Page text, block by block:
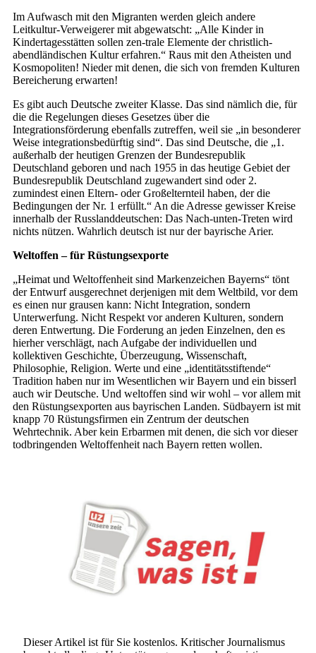
Im Aufwasch mit den Migranten werden gleich andere
Leitkultur-Verweigerer mit abgewatscht: „Alle Kinder in
Kindertagesstätten sollen zen-trale Elemente der christlich-
abendländischen Kultur erfahren.“ Raus mit den Atheisten und
Kosmopoliten! Nieder mit denen, die sich von fremden Kulturen
Bereicherung erwarten!
Es gibt auch Deutsche zweiter Klasse. Das sind nämlich die, für
die die Regelungen dieses Gesetzes über die
Integrationsförderung ebenfalls zutreffen, weil sie „in besonderer
Weise integrationsbedürftig sind“. Das sind Deutsche, die „1.
außerhalb der heutigen Grenzen der Bundesrepublik
Deutschland geboren und nach 1955 in das heutige Gebiet der
Bundesrepublik Deutschland zugewandert sind oder 2.
zumindest einen Eltern- oder Großelternteil haben, der die
Bedingungen der Nr. 1 erfüllt.“ An die Adresse gewisser Kreise
innerhalb der Russlanddeutschen: Das Nach-unten-Treten wird
nichts nützen. Wahrlich deutsch ist nur der bayrische Arier.
Weltoffen – für Rüstungsexporte
„Heimat und Weltoffenheit sind Markenzeichen Bayerns“ tönt
der Entwurf ausgerechnet derjenigen mit dem Weltbild, vor dem
es einen nur grausen kann: Nicht Integration, sondern
Unterwerfung. Nicht Respekt vor anderen Kulturen, sondern
deren Entwertung. Die Forderung an jeden Einzelnen, den es
hierher verschlägt, nach Aufgabe der individuellen und
kollektiven Geschichte, Überzeugung, Wissenschaft,
Philosophie, Religion. Werte und eine „identitätsstiftende“
Tradition haben nur im Wesentlichen wir Bayern und ein bisserl
auch wir Deutsche. Und weltoffen sind wir wohl – vor allem mit
den Rüstungsexporten aus bayrischen Landen. Südbayern ist mit
knapp 70 Rüstungsfirmen ein Zentrum der deutschen
Wehrtechnik. Aber kein Erbarmen mit denen, die sich vor dieser
todbringenden Weltoffenheit nach Bayern retten wollen.
Dieser Artikel ist für Sie kostenlos. Kritischer Journalismus